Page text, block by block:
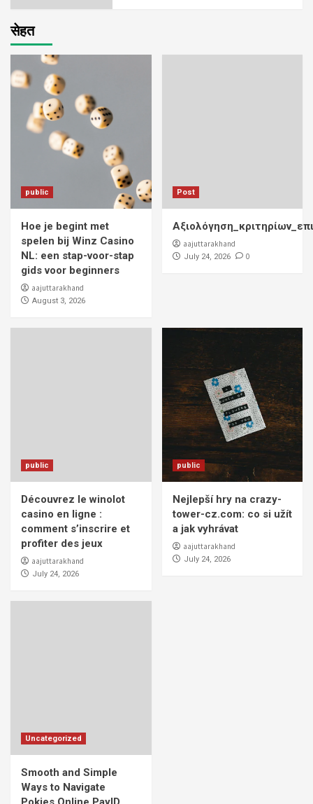
सेहत
public
Hoe je begint met
spelen bij Winz Casino
NL: een stap-voor-stap
gids voor beginners
aajuttarakhand
August 3, 2026
Post
aajuttarakhand
July 24, 2026 0
public
Découvrez le winolot
casino en ligne :
comment s’inscrire et
profiter des jeux
aajuttarakhand
July 24, 2026
public
Nejlepší hry na crazy-
tower-cz.com: co si užít
a jak vyhrávat
aajuttarakhand
July 24, 2026
Uncategorized
Smooth and Simple
Ways to Navigate